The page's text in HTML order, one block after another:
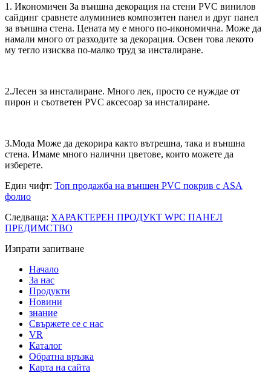
1. Икономичен За външна декорация на стени PVC винилов
сайдинг сравнете алуминиев композитен панел и друг панел
за външна стена. Цената му е много по-икономична. Може да
намали много от разходите за декорация. Освен това лекото
му тегло изисква по-малко труд за инсталиране.
2.Лесен за инсталиране. Много лек, просто се нуждае от
пирон и съответен PVC аксесоар за инсталиране.
3.Мода Може да декорира както вътрешна, така и външна
стена. Имаме много налични цветове, които можете да
изберете.
Един чифт: Топ продажба на външен PVC покрив с ASA
фолио
Следваща: ХАРАКТЕРЕН ПРОДУКТ WPC ПАНЕЛ
ПРЕДИМСТВО
Изпрати запитване
Начало
За нас
Продукти
Новини
знание
Свържете се с нас
VR
Каталог
Обратна връзка
Карта на сайта